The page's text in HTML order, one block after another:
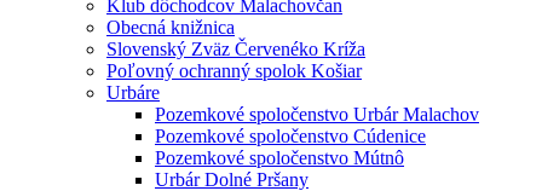
Klub dôchodcov Malachovčan
Obecná knižnica
Slovenský Zväz Červenéko Kríža
Poľovný ochranný spolok Košiar
Urbáre
Pozemkové spoločenstvo Urbár Malachov
Pozemkové spoločenstvo Cúdenice
Pozemkové spoločenstvo Mútnô
Urbár Dolné Pršany